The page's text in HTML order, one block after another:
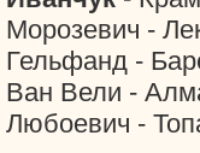
Морозевич -
Гельфанд -
Ван Вели -
Любоевич -